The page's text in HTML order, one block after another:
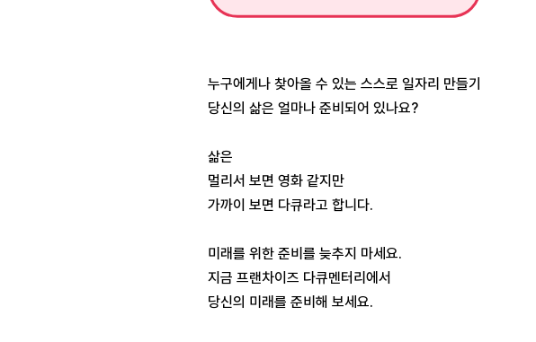
누구에게나 찾아올 수 있는 스스로 일자리 만들기
당신의 삶은 얼마나 준비되어 있나요?
삶은
멀리서 보면 영화 같지만
가까이 보면 다큐라고 합니다.
미래를 위한 준비를 늦추지 마세요.
지금 프랜차이즈 다큐멘터리에서
당신의 미래를 준비해 보세요.